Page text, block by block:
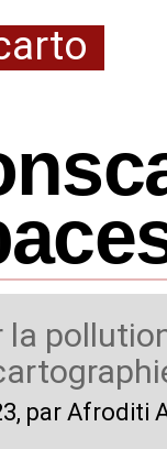
la
, par Afroditi